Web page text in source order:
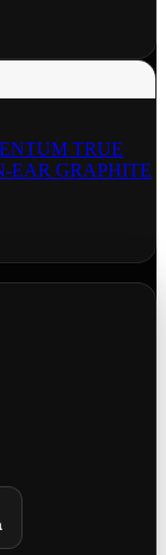
TRUE
EAR GRAPHITE